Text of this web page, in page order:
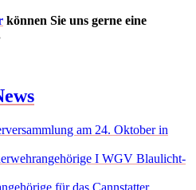
können Sie uns gerne eine
am 24. Oktober in
I WGV Blaulicht-
für das Cannstatter